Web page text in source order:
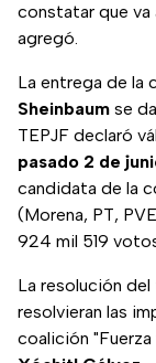
constatar que va
agregó.
La entrega de la
Sheinbaum se
TEPJF declaró
pasado 2 de
candidata de la
(Morena, PT,
924 mil 519
La resolución
resolvieran las
coalición